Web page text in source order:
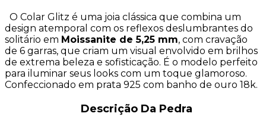
O Colar Glitz é uma joia clássica que combina um
design atemporal com os reflexos deslumbrantes do
solitário em Moissanite de 5,25 mm, com cravação
de 6 garras, que criam um visual envolvido em brilhos
de extrema beleza e sofisticação. É o modelo perfeito
para iluminar seus looks com um toque glamoroso.
Confeccionado em prata 925 com banho de ouro 18k.
Descrição Da Pedra